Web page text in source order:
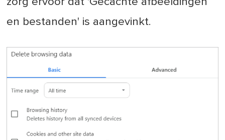
en bestanden' is aangevinkt.